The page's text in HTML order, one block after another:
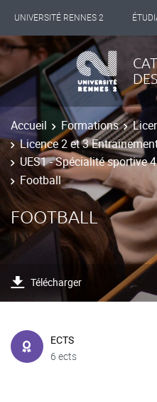
UNIVERSITÉ RENNES 2
INTERNATIONAL
LES NOUVELLES DE RENNES 2
Accueil Formations
Licence 2 et 3
UES1 - Spécialité sportive 4
Football
FOOTBALL
Télécharger
ECTS
6 ects